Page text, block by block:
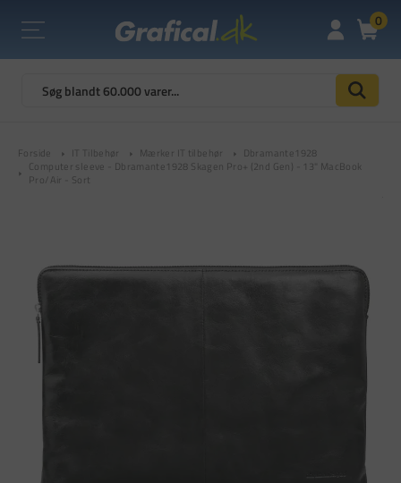
0
Forside IT Tilbehør Mærker IT tilbehør
Dbramante1928
Computer sleeve - Dbramante1928 Skagen Pro+ (2nd Gen) - 13" MacBook
Pro/Air - Sort